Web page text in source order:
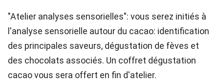
"Atelier analyses sensorielles": vous serez initiés à
l'analyse sensorielle autour du cacao: identification
des principales saveurs, dégustation de fèves et
des chocolats associés. Un coffret dégustation
cacao vous sera offert en fin d'atelier.